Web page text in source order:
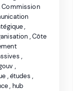
Commission
,
,Côte
,
,
,études ,
, hub